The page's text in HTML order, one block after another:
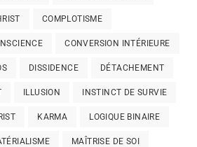
COMPLOTISME
CONVERSION INTÉRIEURE
DISSIDENCE DÉTACHEMENT
ILLUSION INSTINCT DE SURVIE
KARMA LOGIQUE BINAIRE
MAÎTRISE DE SOI